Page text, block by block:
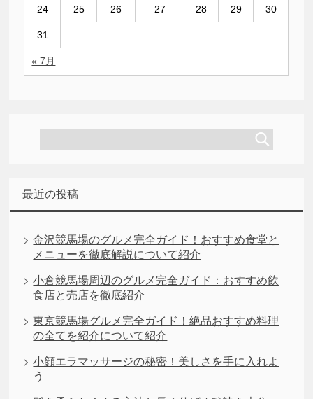
« 7月
24 25 26 27 28 29 30
31
最近の投稿
金沢競馬場のグルメ完全ガイド！おすすめ食堂と
メニューを徹底解説について紹介
小倉競馬場周辺のグルメ完全ガイド：おすすめ飲
食店と売店を徹底紹介
東京競馬場グルメ完全ガイド！絶品おすすめ料理
の全てを紹介について紹介
小顔エラマッサージの秘密！美しさを手に入れよ
う